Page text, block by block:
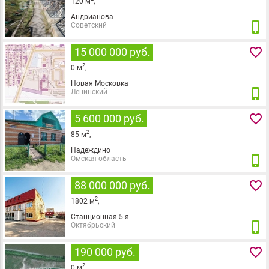
Андрианова
Советский
phone_iphone
15 000 000 руб.
0 м2,
Новая Московка
Ленинский
favorite_border
phone_iphone
5 600 000 руб.
85 м2,
Надеждино
Омская область
favorite_border
phone_iphone
88 000 000 руб.
1802 м2,
Станционная 5-я
Октябрьский
favorite_border
phone_iphone
190 000 руб.
2
favorite_border